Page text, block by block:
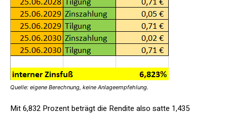
Quelle: eigene Berechnung, keine Anlageempfehlung.
Mit 6,832 Prozent beträgt die Rendite also satte 1,435